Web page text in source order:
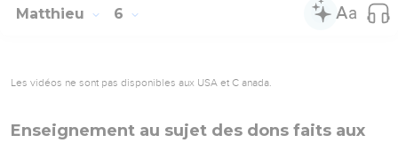
Matthieu 6
Les vidéos ne sont pas disponibles aux USA et C anada.
Enseignement au sujet des dons faits aux